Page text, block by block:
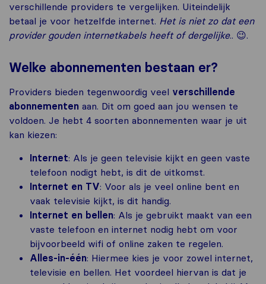
verschillende providers te vergelijken. Uiteindelijk
betaal je voor hetzelfde internet. Het is niet zo dat een
provider gouden internetkabels heeft of dergelijke.. 😉.
Welke abonnementen bestaan er?
Providers bieden tegenwoordig veel verschillende
abonnementen aan. Dit om goed aan jou wensen te
voldoen. Je hebt 4 soorten abonnementen waar je uit
kan kiezen:
Internet: Als je geen televisie kijkt en geen vaste
telefoon nodigt hebt, is dit de uitkomst.
Internet en TV: Voor als je veel online bent en
vaak televisie kijkt, is dit handig.
Internet en bellen: Als je gebruikt maakt van een
vaste telefoon en internet nodig hebt om voor
bijvoorbeeld wifi of online zaken te regelen.
Alles-in-één: Hiermee kies je voor zowel internet,
televisie en bellen. Het voordeel hiervan is dat je